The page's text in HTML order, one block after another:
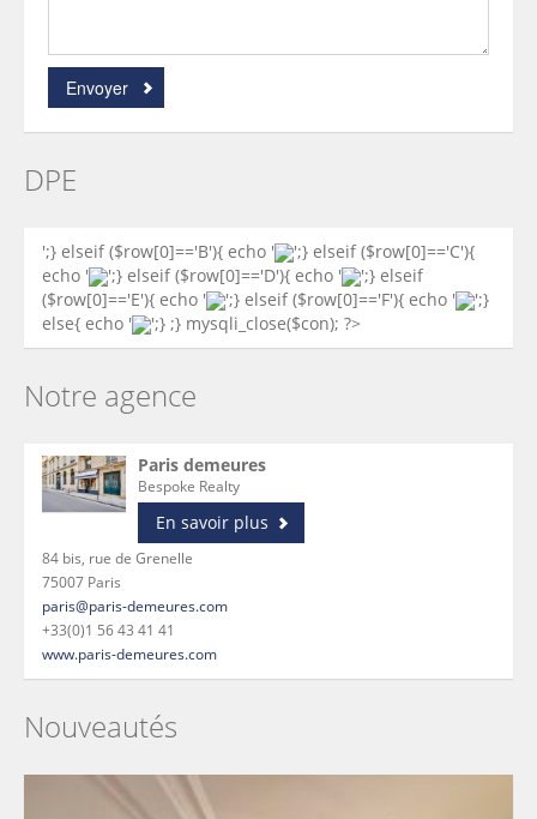
Envoyer
DPE
';} elseif ($row[0]=='B'){ echo '
';} elseif ($row[0]=='C'){
echo '
';} elseif ($row[0]=='D'){ echo '
';} elseif
($row[0]=='E'){ echo '
';} elseif ($row[0]=='F'){ echo '
';}
else{ echo '
';} ;} mysqli_close($con); ?>
Notre agence
Paris demeures
Bespoke Realty
En savoir plus
84 bis, rue de Grenelle
75007 Paris
paris@paris-demeures.com
+33(0)1 56 43 41 41
www.paris-demeures.com
Nouveautés